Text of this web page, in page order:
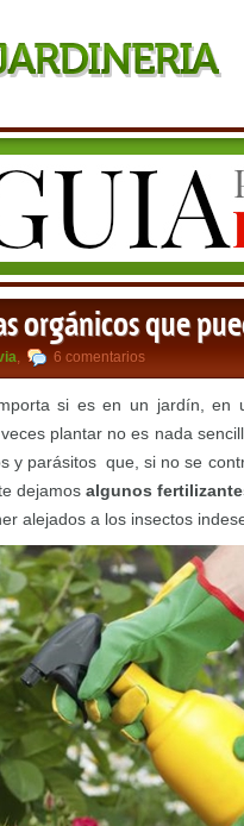
orgánicos que
, 6 comentarios
si es en un jardín, en
plantar no es nada
y parásitos que, si no se
dejamosalgunos
alejados a los insectos